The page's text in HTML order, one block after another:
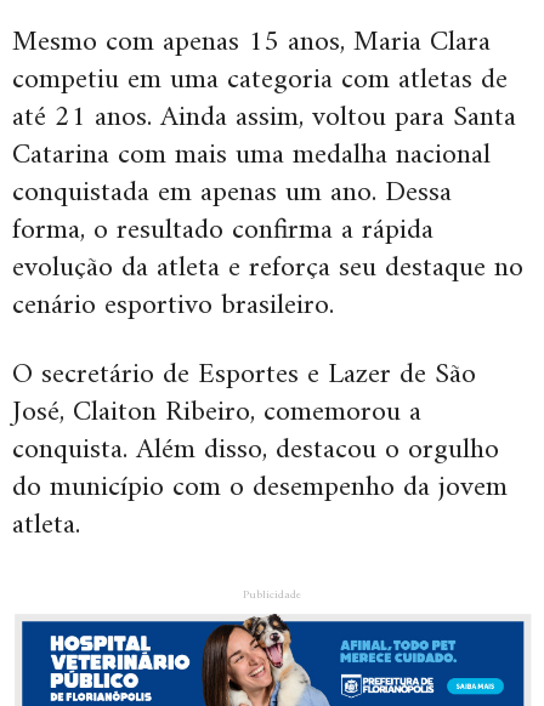
Mesmo com apenas 15 anos, Maria Clara
competiu em uma categoria com atletas de
até 21 anos. Ainda assim, voltou para Santa
Catarina com mais uma medalha nacional
conquistada em apenas um ano. Dessa
forma, o resultado confirma a rápida
evolução da atleta e reforça seu destaque no
cenário esportivo brasileiro.
O secretário de Esportes e Lazer de São
José, Claiton Ribeiro, comemorou a
conquista. Além disso, destacou o orgulho
do município com o desempenho da jovem
atleta.
Publicidade